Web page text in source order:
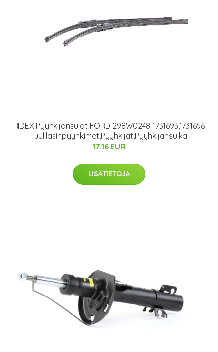
RIDEX Pyyhkijänsulat FORD 298W0248 1731693,1731696
Tuulilasinpyyhkimet,Pyyhkijät,Pyyhkijänsulka
17.16 EUR
LISÄTIETOJA